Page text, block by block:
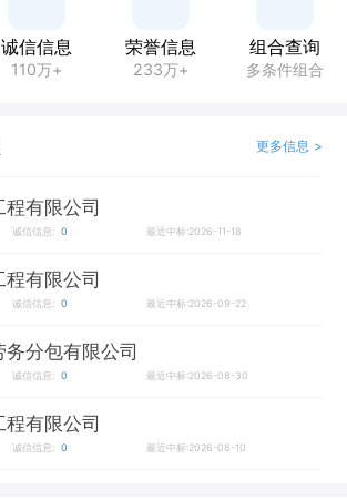
诚信信息
110万+
荣誉信息
233万+
组合查询
多条件组合
更多信息 >
有限公司
诚信信息: 0 最近中标:2026-11-18
有限公司
诚信信息: 0 最近中标:2026-09-22
分包有限公司
诚信信息: 0 最近中标:2026-08-30
有限公司
诚信信息: 0 最近中标:2026-08-10